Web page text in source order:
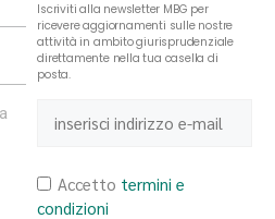
Iscriviti alla newsletter MBG per
ricevere aggiornamenti sulle nostre
attività in ambito giurisprudenziale
direttamente nella tua casella di
posta.
Accetto termini e
condizioni